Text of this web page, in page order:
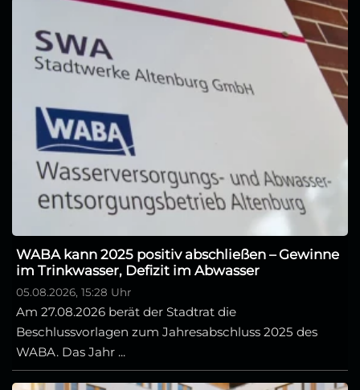
WABA kann 2025 positiv abschließen – Gewinne
im Trinkwasser, Defizit im Abwasser
05.08.2026, 15:28 Uhr
Am 27.08.2026 berät der Stadtrat die
Beschlussvorlagen zum Jahresabschluss 2025 des
WABA. Das Jahr ...